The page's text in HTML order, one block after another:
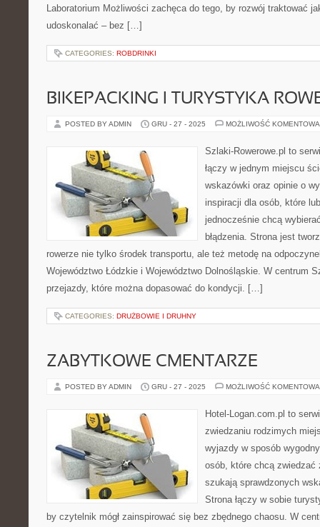
Laboratorium Możliwości zachęca do tego, by rozwój traktować
udoskonalać – bez […]
CATEGORIES: ROBDRINKI
BIKEPACKING I TURYSTYKA
POSTED BY ADMIN GRU - 27 - 2025 MOŻLIWOŚĆ
Szlaki-Rowerowe.pl to
łączy w jednym miejscu
wskazówki oraz opinie o
inspiracji dla osób, które
jednocześnie chcą
błądzenia. Strona jest
rowerze nie tylko środek transportu, ale też metodę na
Województwo Łódzkie i Województwo Dolnośląskie. W centrum
przejazdy, które można dopasować do kondycji. […]
CATEGORIES: DRUŻBOWIE I DRUHNY
ZABYTKOWE CMENTARZE
POSTED BY ADMIN GRU - 27 - 2025 MOŻLIWOŚĆ
Hotel-Logan.com.pl to
zwiedzaniu rodzimych
wyjazdy w sposób
osób, które chcą zwiedzać
szukają sprawdzonych
Strona łączy w sobie
by czytelnik mógł zainspirować się bez zbędnego chaosu. W